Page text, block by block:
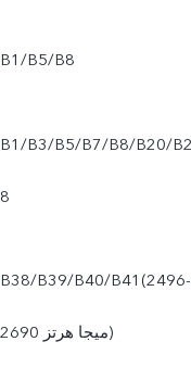
B1/B5/B8
B1/B3/B5/B7/B8/B20/
8
B38/B39/B40/B41(2496-
2690 ميجا هرتز)